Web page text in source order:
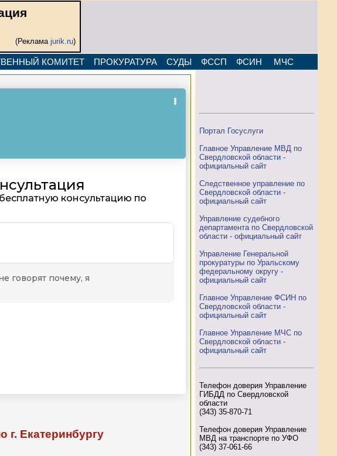
(Реклама jurik.ru)
КОМИТЕТ ПРОКУРАТУРА СУДЫ ФССП ФСИН МЧС
Екатеринбургу
Портал Госуслуги
Главное Управление МВД по
Свердловской области -
официальный сайт
Следственное управление по
Свердловской области -
официальный сайт
Управление судебного
департамента по Свердловской
области - официальный сайт
Управление Генеральной
прокуратуры по Уральскому
федеральному округу -
официальный сайт
Главное Управление ФСИН по
Свердловской области -
официальный сайт
Главное Управление МЧС по
Свердловской области -
официальный сайт
Телефон доверия Управление
ГИБДД по Свердловской
области
(343) 35-870-71
Телефон доверия Управление
МВД на транспорте по УФО
(343) 37-061-66